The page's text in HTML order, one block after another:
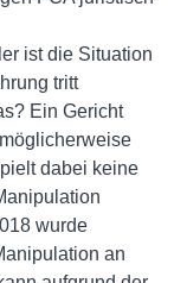
ist die Situation
tritt
Ein Gericht
dabei keine
wurde
an